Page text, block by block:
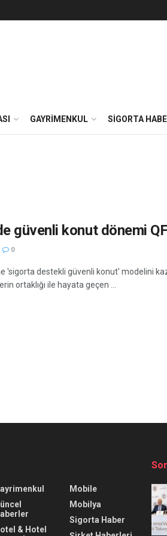
GAYRIMENKUL SIGORTA
güvenli konut dönemi
0
'sigorta destekli güvenli konut' modelini
ortaklığı ile hayata geçen ...
& Hotel
Mobile
Mobilya
Sigorta Haber